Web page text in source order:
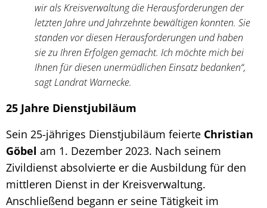
wir als Kreisverwaltung die Herausforderungen der
letzten Jahre und Jahrzehnte bewältigen konnten. Sie
standen vor diesen Herausforderungen und haben
sie zu Ihren Erfolgen gemacht. Ich möchte mich bei
Ihnen für diesen unermüdlichen Einsatz bedanken“,
sagt Landrat Warnecke.
25 Jahre Dienstjubiläum
Sein 25-jähriges Dienstjubiläum feierte Christian
Göbel am 1. Dezember 2023. Nach seinem
Zivildienst absolvierte er die Ausbildung für den
mittleren Dienst in der Kreisverwaltung.
Anschließend begann er seine Tätigkeit im